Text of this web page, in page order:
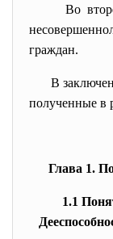
Во
граждан.
В
полученные в
Глава 1.
1.1